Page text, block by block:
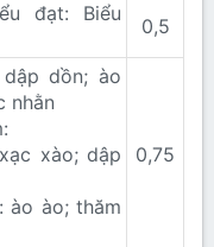
đạt: Biểu
0,5​
dồn; ào
nhằn
xào; dập
ào ào; thăm
0,75​